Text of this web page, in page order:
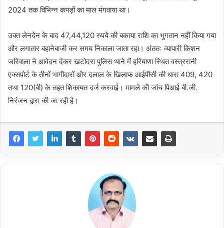
2024 तक विभिन्न कपड़ों का माल मंगवाया था।
उक्त लेनदेन के बाद 47,44,120 रुपये की बकाया राशि का भुगतान नहीं किया गया
और लगातार बहानेबाजी कर समय निकाला जाता रहा। अंततः व्यापारी किशन
जरिवाला ने आवेदन देकर खटोदरा पुलिस थाने में हरियाणा स्थित वस्त्ररानी
एक्सपोर्ट के तीनों भागीदारों और दलाल के खिलाफ आईपीसी की धारा 409, 420
तथा 120(बी) के तहत शिकायत दर्ज करवाई। मामले की जांच पिआई बी.जी.
निरंजन द्वारा की जा रही है।